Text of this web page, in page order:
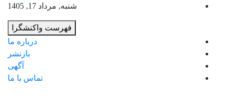
شنبه, مرداد 17, 1405
فهرست واکنشگرا
درباره ما
بازنشر
آگهی
تماس با ما